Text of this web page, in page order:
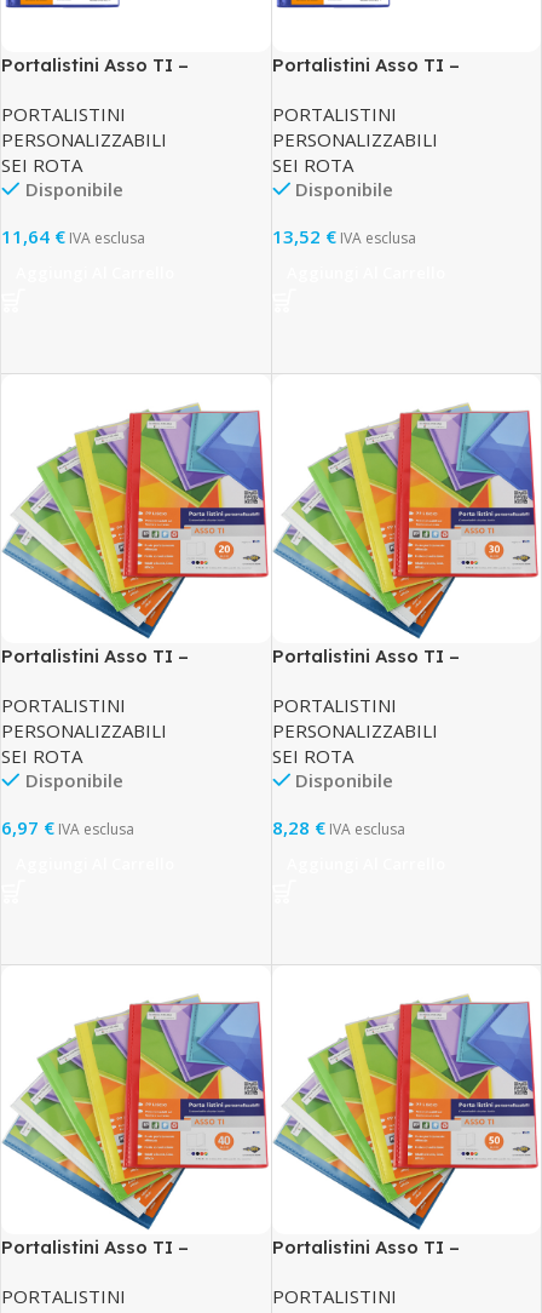
Portalistini Asso TI –
15 x 21 cm – 60 buste – blu –
Sei Rota
PORTALISTINI
PERSONALIZZABILI
SEI ROTA
Disponibile
11,64 € IVA esclusa
Portalistini Asso TI –
15 x 21 cm – 80 buste – blu –
Sei Rota
PORTALISTINI
PERSONALIZZABILI
SEI ROTA
Disponibile
13,52 €IVA esclusa
Portalistini Asso TI –
22 x 30 cm – 20 buste – colori
assortiti – Sei Rota
PORTALISTINI
PERSONALIZZABILI
SEI ROTA
Disponibile
6,97 € IVA esclusa
Portalistini Asso TI –
22 x 30 cm – 30 buste – colori
assortiti – Sei Rota
PORTALISTINI
PERSONALIZZABILI
SEI ROTA
Disponibile
8,28 €IVA esclusa
Portalistini Asso TI –
22 x 30 cm – 40 buste – colori
PORTALISTINI
Portalistini Asso TI –
22 x 30 cm – 50 buste – colori
PORTALISTINI